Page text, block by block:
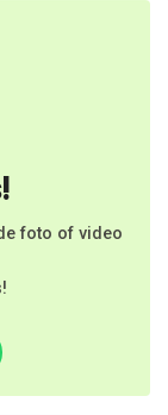
foto of video